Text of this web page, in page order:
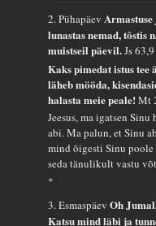
2. Pühapäev
lunastas nemad, tõstis
muistseil päevil.Js 63,9
Kaks pimedat istus tee
läheb mööda,
halasta meie peale!Mt
Jeesus, ma igatsen
abi. Ma palun, et Sinu
mind õigesti Sinu
seda tänulikult vastu
*
3. EsmaspäevOh
Katsu mind läbi ja